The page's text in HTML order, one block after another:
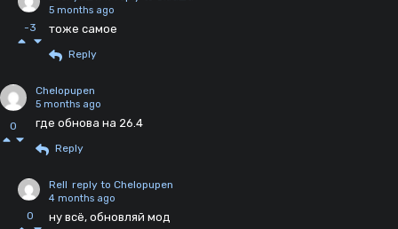
-3
5 months ago
тоже самое
Reply
0
Chelopupen
5 months ago
где обнова на 26.4
Reply
0
Rell reply to Chelopupen
4 months ago
ну всё, обновляй мод